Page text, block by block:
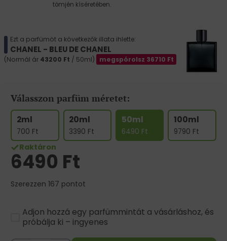
tömjén kíséretében.
Ezt a parfümöt a következők illata ihlette:
CHANEL - BLEU DE CHANEL
(Normál ár 43200 Ft / 50ml) megspórolsz 36710 Ft
Válasszon parfüm méretet:
2ml
700 Ft
20ml
3390 Ft
50ml
6490 Ft
100ml
9790 Ft
Raktáron
6490 Ft
Szerezzen 167 pontot
Adjon hozzá egy parfümmintát a vásárláshoz, és
próbálja ki – ingyenes